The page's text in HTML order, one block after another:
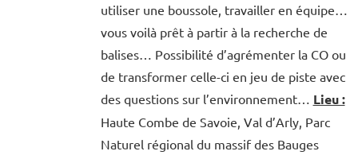
utiliser une boussole, travailler en équipe…
vous voilà prêt à partir à la recherche de
balises… Possibilité d’agrémenter la CO ou
de transformer celle-ci en jeu de piste avec
des questions sur l’environnement… Lieu :
Haute Combe de Savoie, Val d’Arly, Parc
Naturel régional du massif des Bauges